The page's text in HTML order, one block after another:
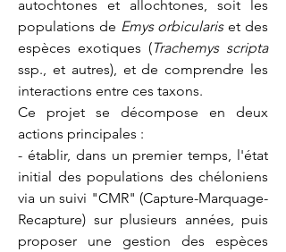
autochtones et allochtones, soit les
populations de Emys orbiculariset des
espèces exotiques (Trachemys scripta
ssp., et autres), et de comprendre les
interactions entre ces taxons.
Ce projet se décompose en deux
actions principales :
- établir, dans un premier temps, l'état
initial des populations des chéloniens
via un suivi "CMR" (Capture-Marquage-
Recapture) sur plusieurs années, puis
proposer une gestion des espèces